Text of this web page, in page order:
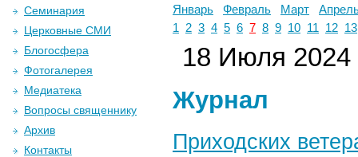
Январь Февраль Март
1
2 3 4 5 6 7 8 9 10 11 12 13
18 Июля 2024
Журнал
Приходских
Семинария
Церковные СМИ
Блогосфера
Фотогалерея
Медиатека
Вопросы священнику
Архив
Контакты